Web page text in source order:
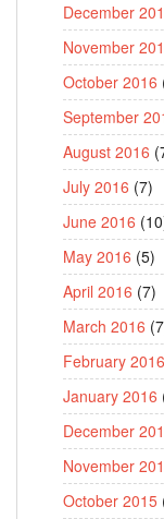
December
November
October 2016
September
August 2016
July 2016 (7)
June 2016
May 2016 (5)
April 2016 (7)
March 2016
February 2016
January 2016
December
November
October 2015